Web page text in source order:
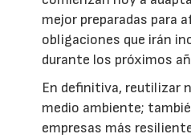
mejor preparadas para
obligaciones que irán
durante los próximos
En definitiva, reutilizar
medio ambiente;
empresas más